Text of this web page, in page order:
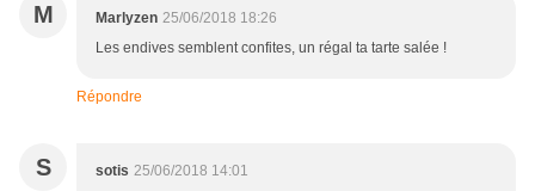
M Marlyzen 25/06/2018 18:26
Les endives semblent confites, un régal ta tarte salée !
Répondre
S sotis 25/06/2018 14:01